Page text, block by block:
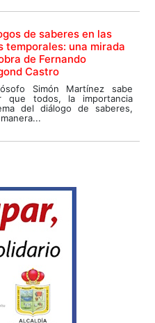
de saberes en las
temporales: una mirada
de Fernando
Castro
Simón Martínez sabe
que todos, la importancia
del diálogo de saberes,